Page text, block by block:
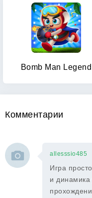
Bomb Man Legend
Комментарии
allesssio485
Игра
и динамика